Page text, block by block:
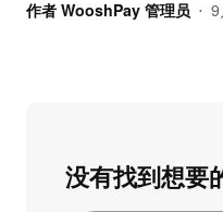
作者 WooshPay 管理员 • 9
没有找到想要